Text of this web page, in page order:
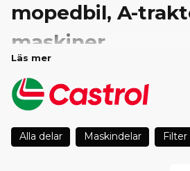
mopedbil, A-
maskiner
SCP Mopedbilsdelar är stolta
marknadsledande sortiment av
smörjmedel. Oavsett om du servar en
eller entreprenadmaskin hittar du rätt
Castrol har utvecklat högpresterande
Läs mer
Alla delar Maskindelar